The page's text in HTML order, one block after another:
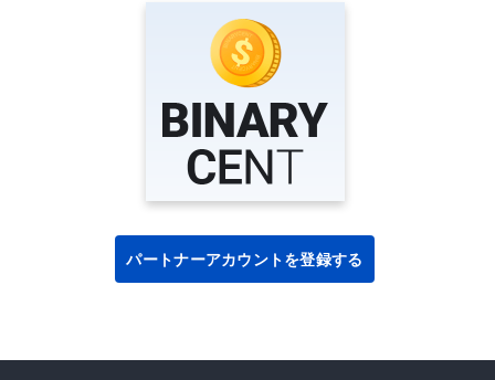
パートナーアカウントを登録する